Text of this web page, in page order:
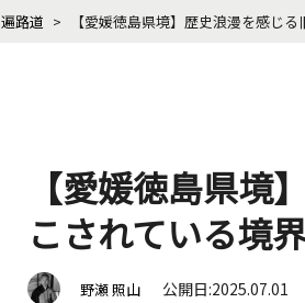
遍路道 > 【愛媛徳島県境】歴史浪漫を感じ
【愛媛徳島県境
こされている境
野瀬 照山 公開日:2025.07.01